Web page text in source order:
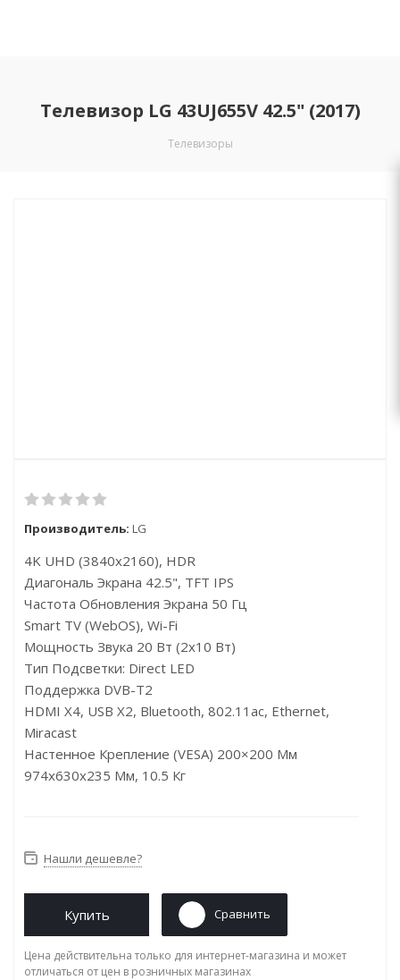
Телевизор LG 43UJ655V 42.5" (2017)
Телевизоры
Производитель: LG
4K UHD (3840x2160), HDR
Диагональ Экрана 42.5", TFT IPS
Частота Обновления Экрана 50 Гц
Smart TV (webOS), Wi-Fi
Мощность Звука 20 Вт (2х10 Вт)
Тип Подсветки: Direct LED
Поддержка DVB-T2
HDMI X4, USB X2, Bluetooth, 802.11ac, Ethernet,
Miracast
Настенное Крепление (VESA) 200×200 Мм
974x630x235 Мм, 10.5 Кг
Нашли дешевле?
Купить Сравнить
Цена действительна только для интернет-магазина и может
отличаться от цен в розничных магазинах